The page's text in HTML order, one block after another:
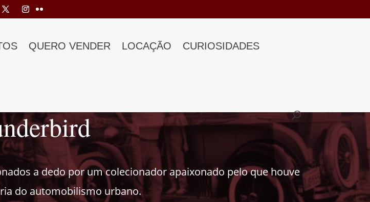
QUERO VENDER LOCAÇÃO CURIOSIDADES
a dedo por um colecionador apaixonado pelo que houve
do automobilismo urbano.